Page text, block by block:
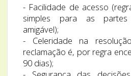
- Facilidade de acesso
simples para as partes
amigável);
- Celeridade na
reclamação é, por regra
90 dias);